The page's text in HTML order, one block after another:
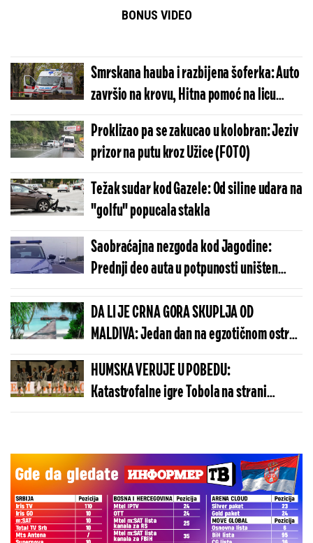
BONUS VIDEO
Smrskana hauba i razbijena šoferka: Auto
završio na krovu, Hitna pomoć na licu
mesta (FOTO)
Proklizao pa se zakucao u kolobran: Jeziv
prizor na putu kroz Užice (FOTO)
Težak sudar kod Gazele: Od siline udara na
"golfu" popucala stakla
Saobraćajna nezgoda kod Jagodine:
Prednji deo auta u potpunosti uništen
(FOTO)
DA LI JE CRNA GORA SKUPLJA OD
MALDIVA: Jedan dan na egzotičnom ostrvu
može da košta manje nego u Budvi
HUMSKA VERUJE U POBEDU:
Katastrofalne igre Tobola na strani
ulivaju samopouzdanje Partizanu